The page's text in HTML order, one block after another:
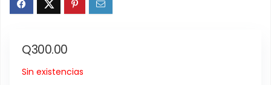
Q300.00
Sin existencias